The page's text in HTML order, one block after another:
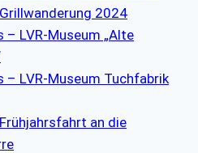
Grillwanderung 2024
– LVR-Museum „Alte
– LVR-Museum Tuchfabrik
Frühjahrsfahrt an die